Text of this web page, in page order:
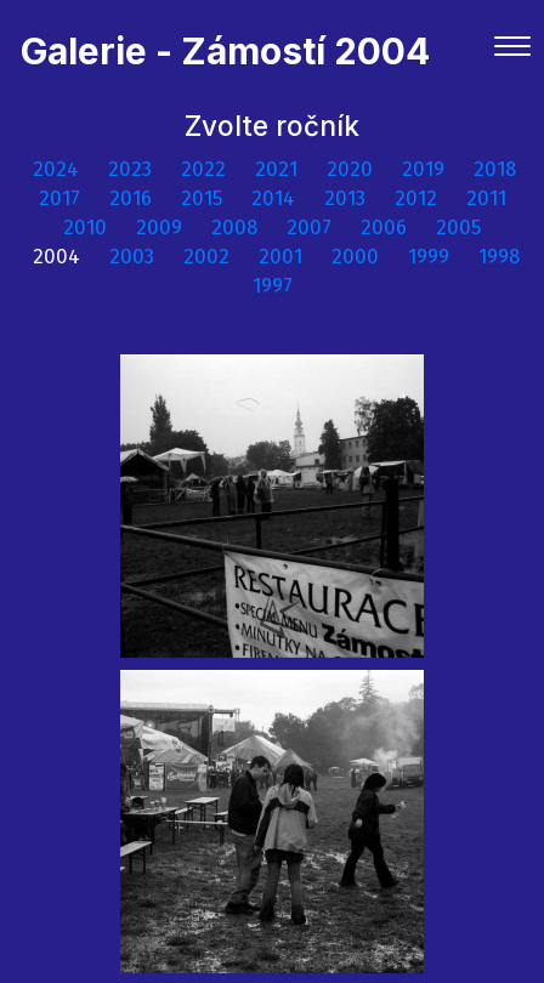
Galerie - Zámostí 2004
Zvolte ročník
2024 2023 2022 2021 2020 2019
2018
2017
2016 2015 2014 2013 2012
2011
2010
2009 2008 2007 2006
2005
2004
2003 2002 2001 2000 1999
1998
1997